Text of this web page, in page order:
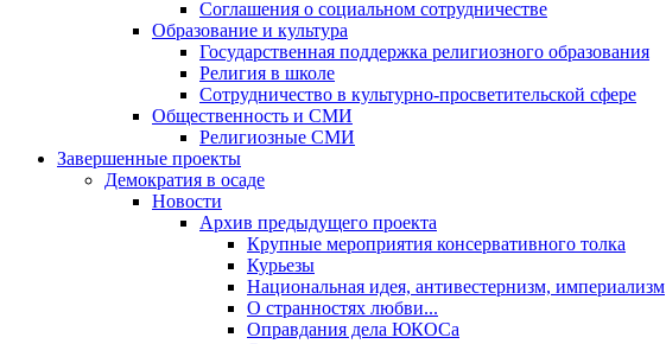
Соглашения о социальном сотрудничестве
Образование и культура
Государственная поддержка религиозного образования
Религия в школе
Сотрудничество в культурно-просветительской сфере
Общественность и СМИ
Религиозные СМИ
Завершенные проекты
Демократия в осаде
Новости
Архив предыдущего проекта
Крупные мероприятия консервативного толка
Курьезы
Национальная идея, антивестернизм, империализм
О странностях любви...
Оправдания дела ЮКОСа